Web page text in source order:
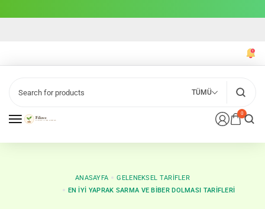
0
TÜMÜ
ANASAYFA
GELENEKSEL TARIFLER
EN İYI YAPRAK SARMA VE BIBER DOLMASI TARIFLERI